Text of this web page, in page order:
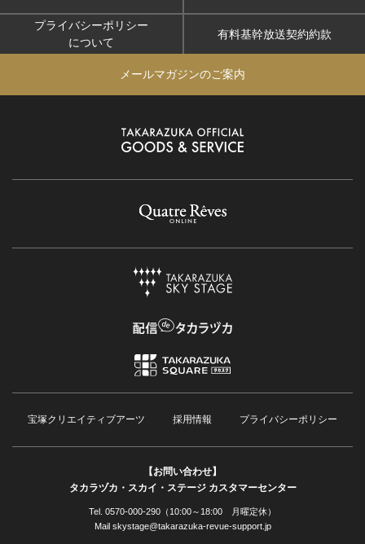
プライバシーポリシー
について
有料基幹放送契約約款
メールマガジンのご案内
宝塚クリエイティブアーツ 採用情報 プライバシーポリシー
【お問い合わせ】
タカラヅカ・スカイ・ステージ カスタマーセンター
Tel. 0570-000-290（10:00～18:00 月曜定休）
Mail skystage@takarazuka-revue-support.jp